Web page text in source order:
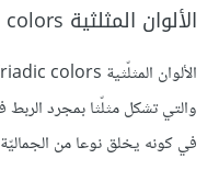
الألوان المثلثية Triadic colors
والتي تشكل مثلّثا بمجرد الربط
في كونه يخلق نوعا من